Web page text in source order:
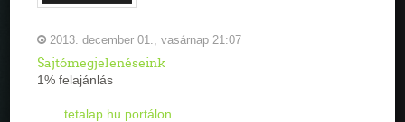
2013. december 01., vasárnap 21:07
Sajtómegjelenéseink
1% felajánlás
tetalap.hu portálon